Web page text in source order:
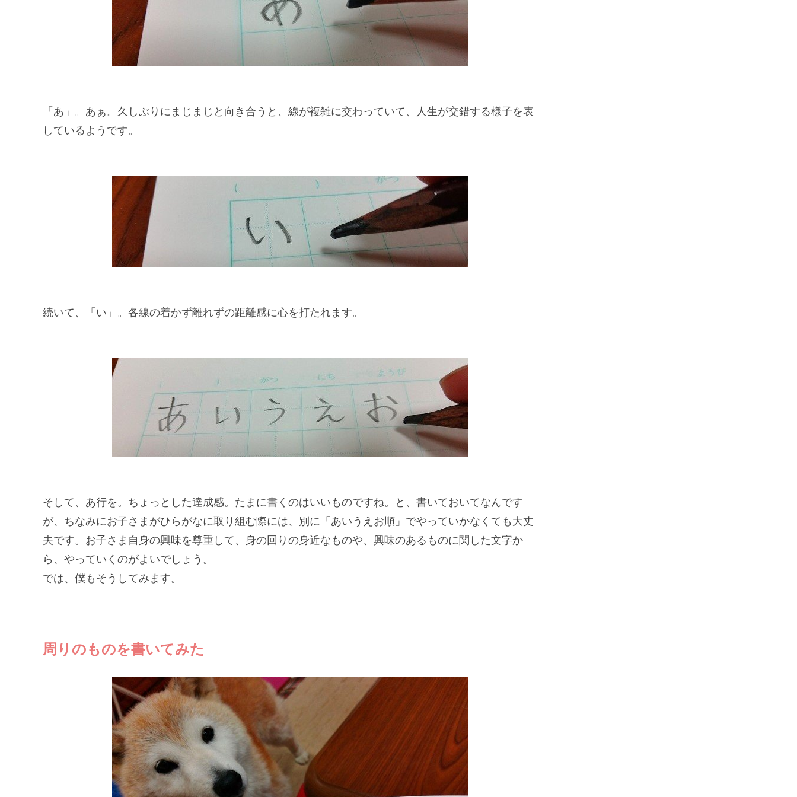
「あ」。あぁ。久しぶりにまじまじと向き合うと、線が複雑に交わっていて、人生が交錯する様子を表
しているようです。
続いて、「い」。各線の着かず離れずの距離感に心を打たれます。
そして、あ行を。ちょっとした達成感。たまに書くのはいいものですね。と、書いておいてなんです
が、ちなみにお子さまがひらがなに取り組む際には、別に「あいうえお順」でやっていかなくても大丈
夫です。お子さま自身の興味を尊重して、身の回りの身近なものや、興味のあるものに関した文字か
ら、やっていくのがよいでしょう。
では、僕もそうしてみます。
周りのものを書いてみた